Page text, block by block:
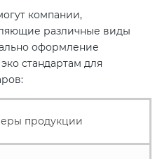
компании,
различные виды
оформление
стандартам для
продукции